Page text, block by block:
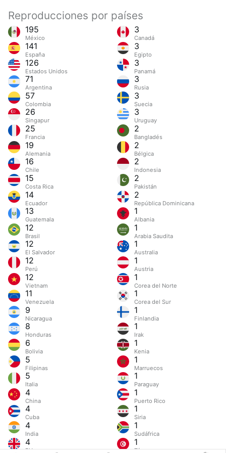
Reproducciones por países
195
México
141
España
126
Estados Unidos
71
Argentina
57
Colombia
26
Singapur
25
Francia
19
Alemania
16
Chile
15
Costa Rica
14
Ecuador
13
Guatemala
12
Brasil
12
El Salvador
12
Perú
12
Vietnam
11
Venezuela
9
Nicaragua
8
Honduras
6
Bolivia
5
Filipinas
5
Italia
4
China
4
Cuba
4
India
4
RU
3
Canadá
3
Egipto
3
Panamá
3
Rusia
3
Suecia
3
Uruguay
2
Bangladés
2
Bélgica
2
Indonesia
2
Pakistán
2
República Dominicana
1
Albania
1
Arabia Saudita
1
Australia
1
Austria
1
Corea del Norte
1
Corea del Sur
1
Finlandia
1
Irak
1
Kenia
1
Marruecos
1
Paraguay
1
Puerto Rico
1
Siria
1
Sudáfrica
1
Túnez